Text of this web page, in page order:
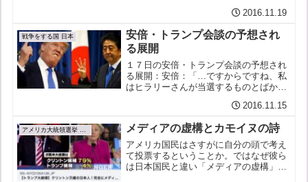
確信日本の総理一国の首相ともあろうも
のが前日までいつどこで会ってもらえる
かも知らされず、いかにト...
2016.11.19
戦争をする国 日本
安倍・トランプ会談の予想され
る展開
１７日の安倍・トランプ会談の予想され
る展開：安倍：「…ですからですね、私
はヒラリーさんが当選するものとばかり
はすでにお教えしておりましたがです
ね、私が日本国内で使っております、伝
家の宝刀と申しますか、奥の...
2016.11.15
メディアの虚構とカモイヌの詩
アメリカ国民はさすがに自分の頭で考え
て投票するということか。ではなぜ彼ら
は日本国民と違い「メディアの虚構」を